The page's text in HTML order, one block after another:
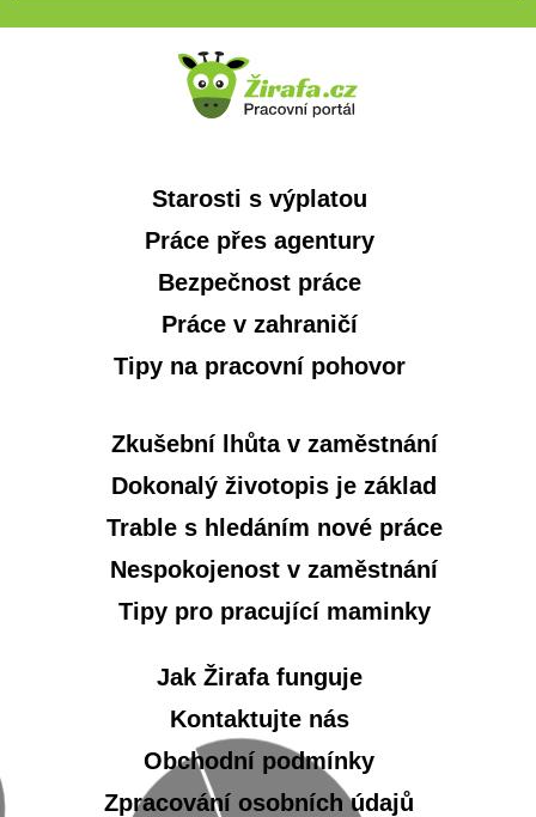
Starosti s výplatou
Práce přes agentury
Bezpečnost práce
Práce v zahraničí
Tipy na pracovní pohovor
Zkušební lhůta v zaměstnání
Dokonalý životopis je základ
Trable s hledáním nové práce
Nespokojenost v zaměstnání
Tipy pro pracující maminky
Jak Žirafa funguje
Kontaktujte nás
Obchodní podmínky
Zpracování osobních údajů